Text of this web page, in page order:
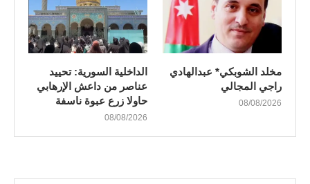
مخلد الشوبكي* عبدالهادي
راجي المجالي
08/08/2026
الداخلية السورية: تحييد
عناصر من داعش الإرهابي
حاولا زرع عبوة ناسفة
08/08/2026